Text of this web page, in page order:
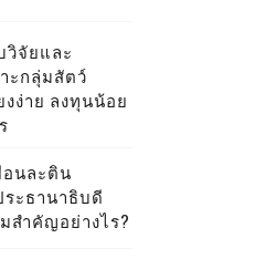
วิจัยและ
ะกลุ่มสัตว์
งง่าย ลงทุนน้อย
อนละติน
ระธานาธิบดี
สำคัญอย่างไร?